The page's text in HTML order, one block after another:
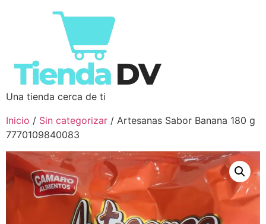
Una tienda cerca de ti
Inicio / Sin categorizar / Artesanas Sabor Banana 180 g
7770109840083